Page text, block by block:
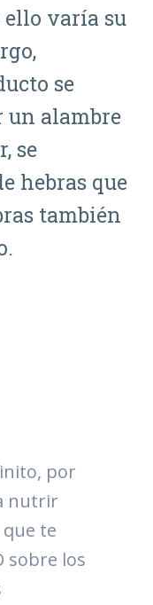
ello varía su
se
un alambre
se
hebras que
también
por
nutrir
te
sobre los